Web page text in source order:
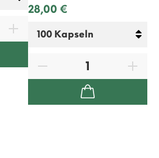
28,00 €